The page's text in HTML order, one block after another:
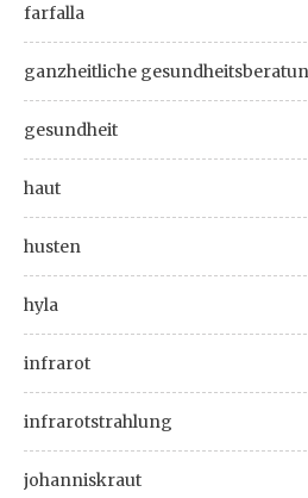
farfalla
ganzheitliche
gesundheit
haut
husten
hyla
infrarot
infrarotstrahlung
johanniskraut